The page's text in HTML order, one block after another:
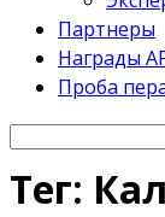
Партнеры
Награды
Проба
Тег: